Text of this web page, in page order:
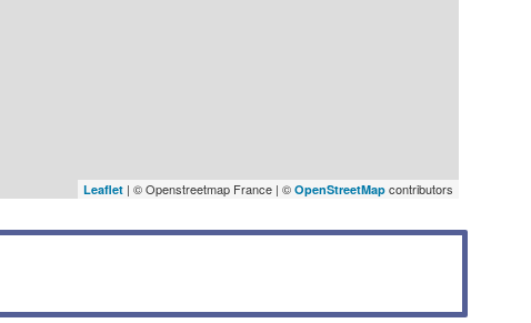
Leaflet | © Openstreetmap France | ©OpenStreetMap contributors